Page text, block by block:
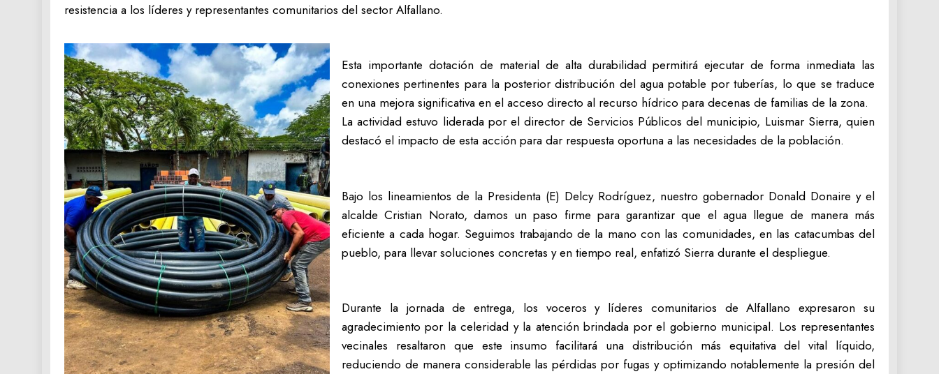
resistencia a los líderes y representantes comunitarios del sector Alfallano.
Esta importante dotación de material de alta durabilidad permitirá ejecutar de forma inmediata las
conexiones pertinentes para la posterior distribución del agua potable por tuberías, lo que se traduce
en una mejora significativa en el acceso directo al recurso hídrico para decenas de familias de la zona.
La actividad estuvo liderada por el director de Servicios Públicos del municipio, Luismar Sierra, quien
destacó el impacto de esta acción para dar respuesta oportuna a las necesidades de la población.
Bajo los lineamientos de la Presidenta (E) Delcy Rodríguez, nuestro gobernador Donald Donaire y el
alcalde Cristian Norato, damos un paso firme para garantizar que el agua llegue de manera más
eficiente a cada hogar. Seguimos trabajando de la mano con las comunidades, en las catacumbas del
pueblo, para llevar soluciones concretas y en tiempo real, enfatizó Sierra durante el despliegue.
Durante la jornada de entrega, los voceros y líderes comunitarios de Alfallano expresaron su
agradecimiento por la celeridad y la atención brindada por el gobierno municipal. Los representantes
vecinales resaltaron que este insumo facilitará una distribución más equitativa del vital líquido,
reduciendo de manera considerable las pérdidas por fugas y optimizando notablemente la presión del